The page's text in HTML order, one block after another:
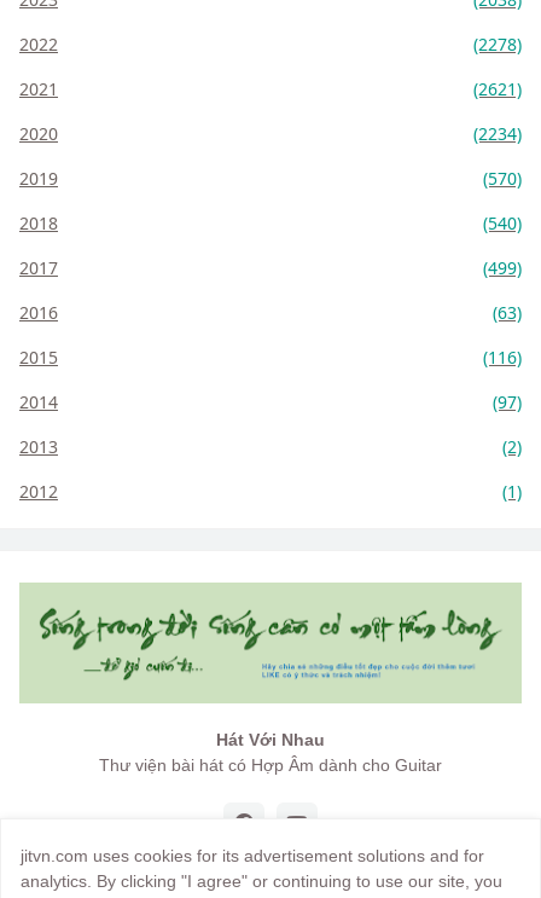
2022
(2278)
2021
(2621)
2020
(2234)
2019
(570)
2018
(540)
2017
(499)
2016
(63)
2015
(116)
2014
(97)
2013
(2)
2012
(1)
Hát Với Nhau
Thư viện bài hát có Hợp Âm dành cho Guitar
jitvn.com uses cookies for its advertisement solutions and for
analytics. By clicking "I agree" or continuing to use our site, you